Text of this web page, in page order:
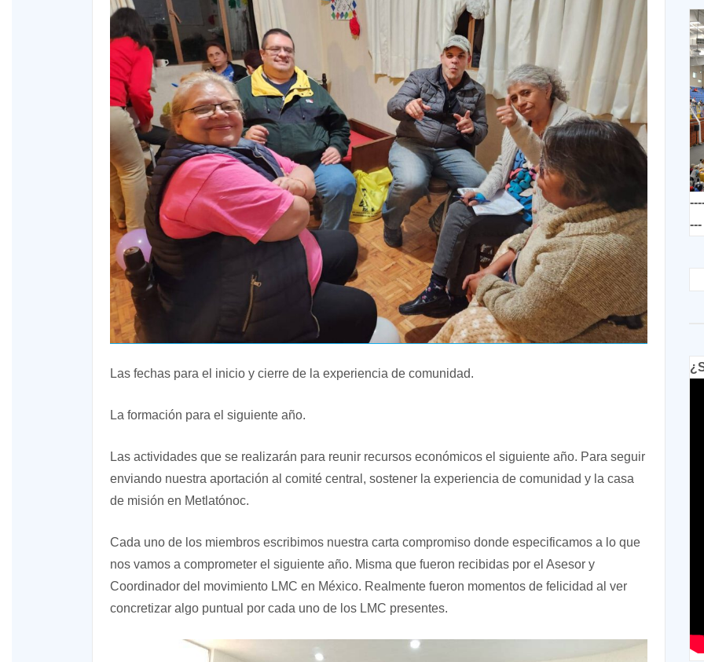
Las fechas para el inicio y cierre de la experiencia de comunidad.
La formación para el siguiente año.
Las actividades que se realizarán para reunir recursos económicos el siguiente año. Para seguir
enviando nuestra aportación al comité central, sostener la experiencia de comunidad y la casa
de misión en Metlatónoc.
Cada uno de los miembros escribimos nuestra carta compromiso donde especificamos a lo que
nos vamos a comprometer el siguiente año. Misma que fueron recibidas por el Asesor y
Coordinador del movimiento LMC en México. Realmente fueron momentos de felicidad al ver
concretizar algo puntual por cada uno de los LMC presentes.
---